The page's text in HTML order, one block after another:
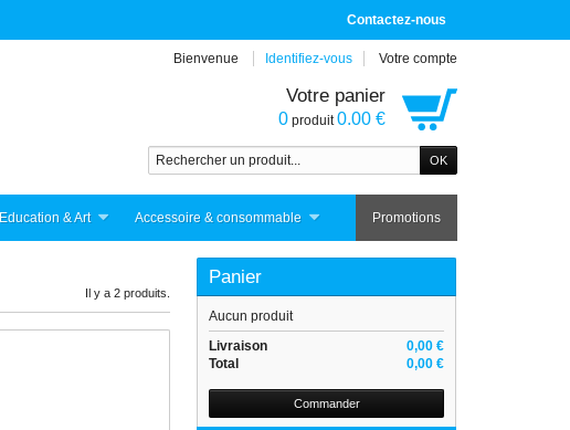
Contactez-nous
Bienvenue Identifiez-vous Votre compte
Votre panier
0 produit0.00 €
Promotions
Education & Art Accessoire & consommable
Il y a 2 produits.
Panier
Aucun produit
0,00 €
Livraison
0,00 €
Total
Commander